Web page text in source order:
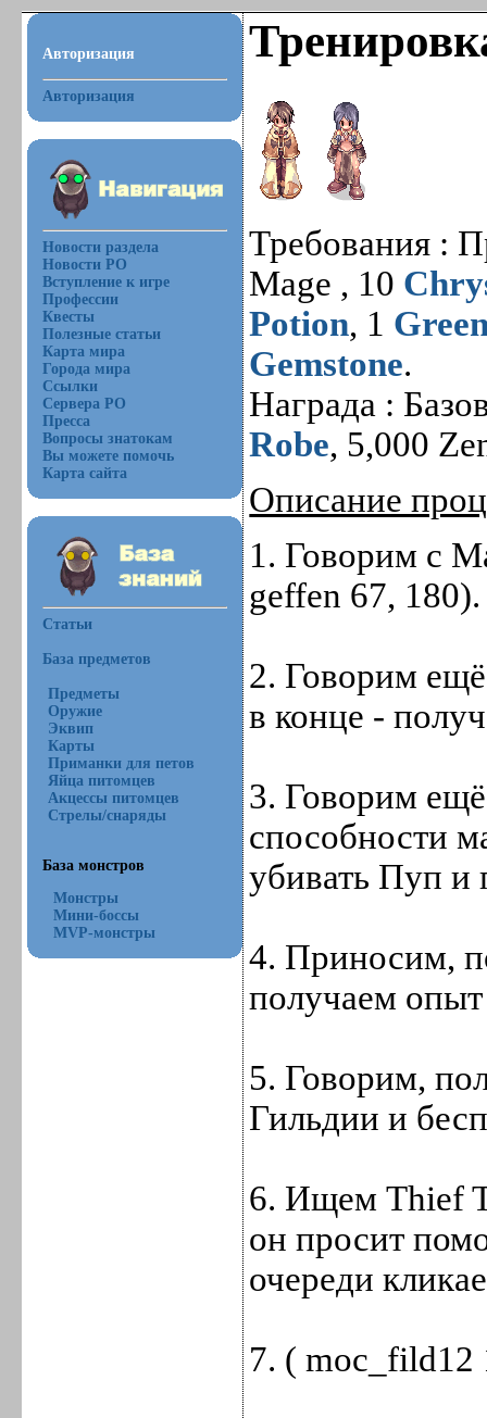
Авторизация
Авторизация
Новости раздела
Новости РО
Вступление к игре
Профессии
Квесты
Полезные статьи
Карта мира
Города мира
Ссылки
Сервера РО
Пресса
Вопросы знатокам
Вы можете помочь
Карта сайта
Статьи
База предметов
Предметы
Оружие
Эквип
Карты
Приманки для петов
Яйца питомцев
Акцессы питомцев
Стрелы/снаряды
База монстров
Монстры
Мини-боссы
MVP-монстры
Требования :
Mage , 10
Potion, 1
Gemstone.
Награда :
Robe, 5,000
Описание
1. Говорим с
geffen 67, 180).
2. Говорим
в конце -
3. Говорим
способности
убивать Пуп и
4. Приносим,
получаем
5. Говорим,
Гильдии и
6. Ищем Thief
он просит
очереди
7. ( moc_fild12